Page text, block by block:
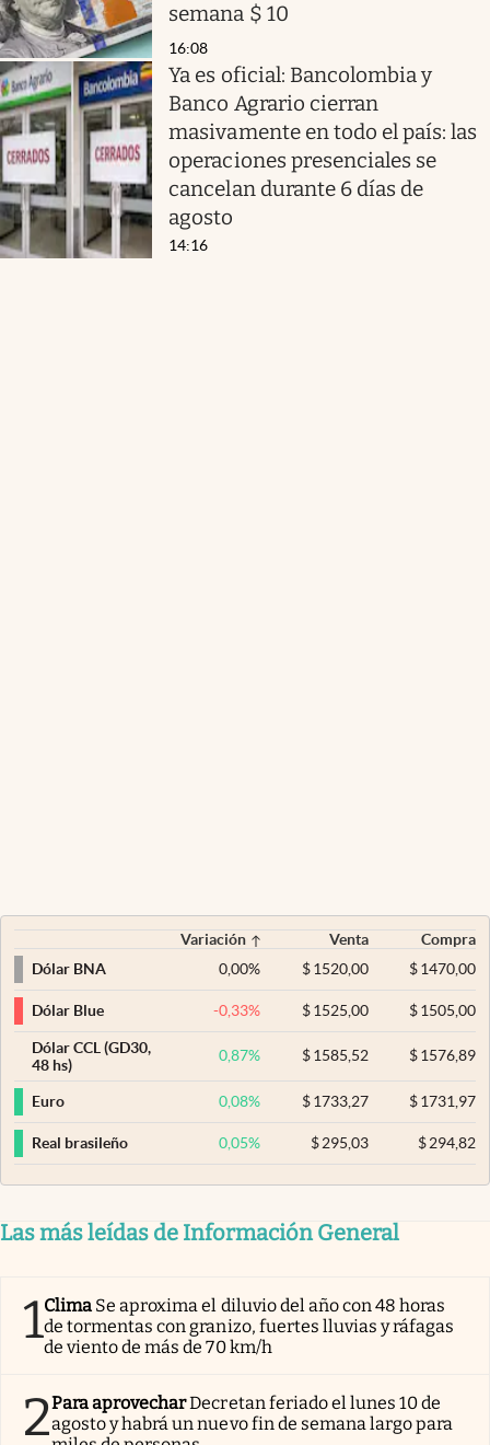
semana $ 10
16:08
Ya es oficial: Bancolombia y
Banco Agrario cierran
masivamente en todo el país: las
operaciones presenciales se
cancelan durante 6 días de
agosto
14:16
Variación Venta
Compra
Dólar BNA
0,00% $ 1520,00 $1470,00
Dólar Blue -0,33% $ 1525,00 $1505,00
Dólar CCL (GD30,
48 hs)
0,87% $ 1585,52 $1576,89
Euro 0,08% $ 1733,27 $1731,97
Real brasileño 0,05% $ 295,03 $294,82
Las más leídas de Información General
1Clima Se aproxima el diluvio del año con 48 horas
de tormentas con granizo, fuertes lluvias y ráfagas
de viento de más de 70 km/h
2Para aprovecharDecretan feriado el lunes 10 de
agosto y habrá un nuevo fin de semana largo para